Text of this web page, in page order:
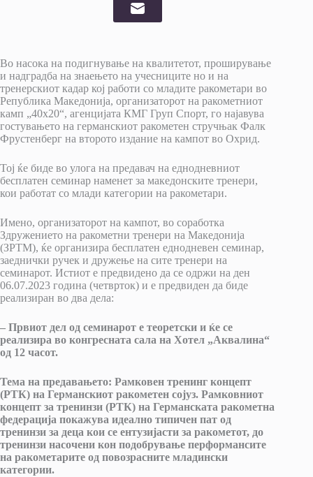
Во насока на подигнување на квалитетот, проширување
и надградба на знаењето на учесниците но и на
тренерскиот кадар кој работи со младите ракометари во
Република Македонија, организаторот на ракометниот
камп „40х20“, агенцијата КМГ Груп Спорт, го најавува
гостувањето на германскиот ракометен стручњак Фалк
Фрустенберг на второто издание на кампот во Охрид.
Тој ќе биде во улога на предавач на еднодневниот
бесплатен семинар наменет за македонските тренери,
кои работат со млади категории на ракометари.
Имено, организаторот на кампот, во соработка
Здружението на ракометни тренери на Македонија
(ЗРТМ), ќе организира бесплатен еднодневен семинар,
заеднички ручек и дружење на сите тренери на
семинарот. Истиот е предвидено да се одржи на ден
06.07.2023 година (четврток) и е предвиден да биде
реализиран во два дела:
– Првиот дел од семинарот е теоретски и ќе се
реализира во конгресната сала на Хотел „Аквалина“
од 12 часот.
Тема на предавањето: Рамковен тренинг концепт
(РТК) на Германскиот ракометен сојуз. Рамковниот
концепт за тренинзи (РТК) на Германската ракометна
федерација покажува идеално типичен пат од
тренинзи за деца кои се ентузијасти за ракометот, до
тренинзи насочени кон подобрување перформансите
на ракометарите од повозрасните младински
категории.